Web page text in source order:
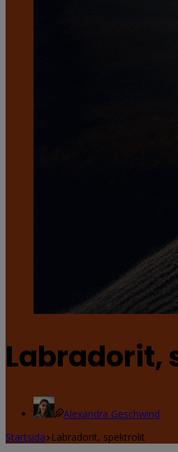
Labradorit,
Alexandra Geschwind
Startsida Labradorit, spektrolit